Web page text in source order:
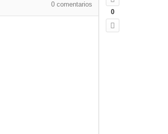
0
0 comentarios